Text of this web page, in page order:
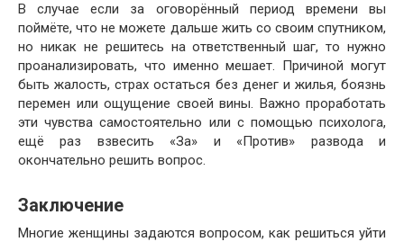
В случае если за оговорённый период времени вы
поймёте, что не можете дальше жить со своим спутником,
но никак не решитесь на ответственный шаг, то нужно
проанализировать, что именно мешает. Причиной могут
быть жалость, страх остаться без денег и жилья, боязнь
перемен или ощущение своей вины. Важно проработать
эти чувства самостоятельно или с помощью психолога,
ещё раз взвесить «За» и «Против» развода и
окончательно решить вопрос.
Заключение
Многие женщины задаются вопросом, как решиться уйти